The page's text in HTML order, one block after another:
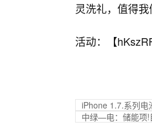
灵洗礼，值得
活动：【
iPhone 1.7.系列电
中绿—电：储能项!